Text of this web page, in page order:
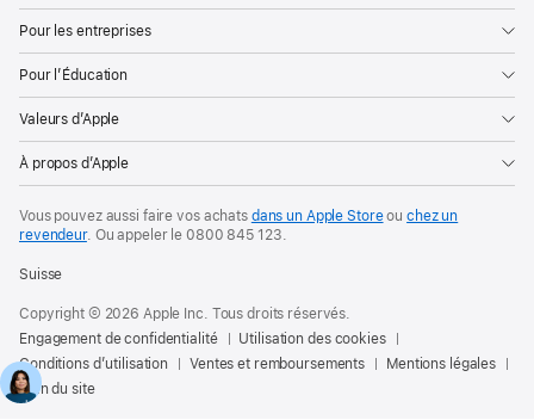
Pour les entreprises
Pour l’Éducation
Valeurs d’Apple
À propos d’Apple
Vous pouvez aussi faire vos achats dans un Apple Storeouchez un
revendeur. Ouappeler le0800 845 123.
Suisse
Copyright © 2026 Apple Inc. Tous droits réservés.
Engagement de confidentialité
Utilisation des cookies
Conditions d’utilisation
Ventes et remboursements
Mentions légales
Plan du site